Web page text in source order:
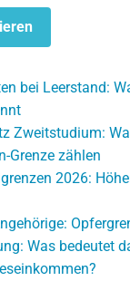
bei Leerstand:
Zweitstudium:
Grenze zählen
2026:
Was bedeutet